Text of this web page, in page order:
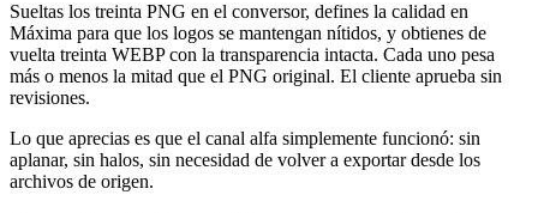
Sueltas los treinta PNG en el conversor, defines la calidad en
Máxima para que los logos se mantengan nítidos, y obtienes de
vuelta treinta WEBP con la transparencia intacta. Cada uno pesa
más o menos la mitad que el PNG original. El cliente aprueba sin
revisiones.
Lo que aprecias es que el canal alfa simplemente funcionó: sin
aplanar, sin halos, sin necesidad de volver a exportar desde los
archivos de origen.